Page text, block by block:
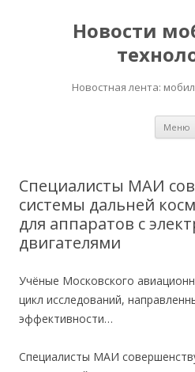
Новости
Новостная лента:
Меню
Специалисты МАИ
системы дальней
для аппаратов с
двигателями
Учёные Московского
цикл исследований,
эффективности…
Специалисты МАИ